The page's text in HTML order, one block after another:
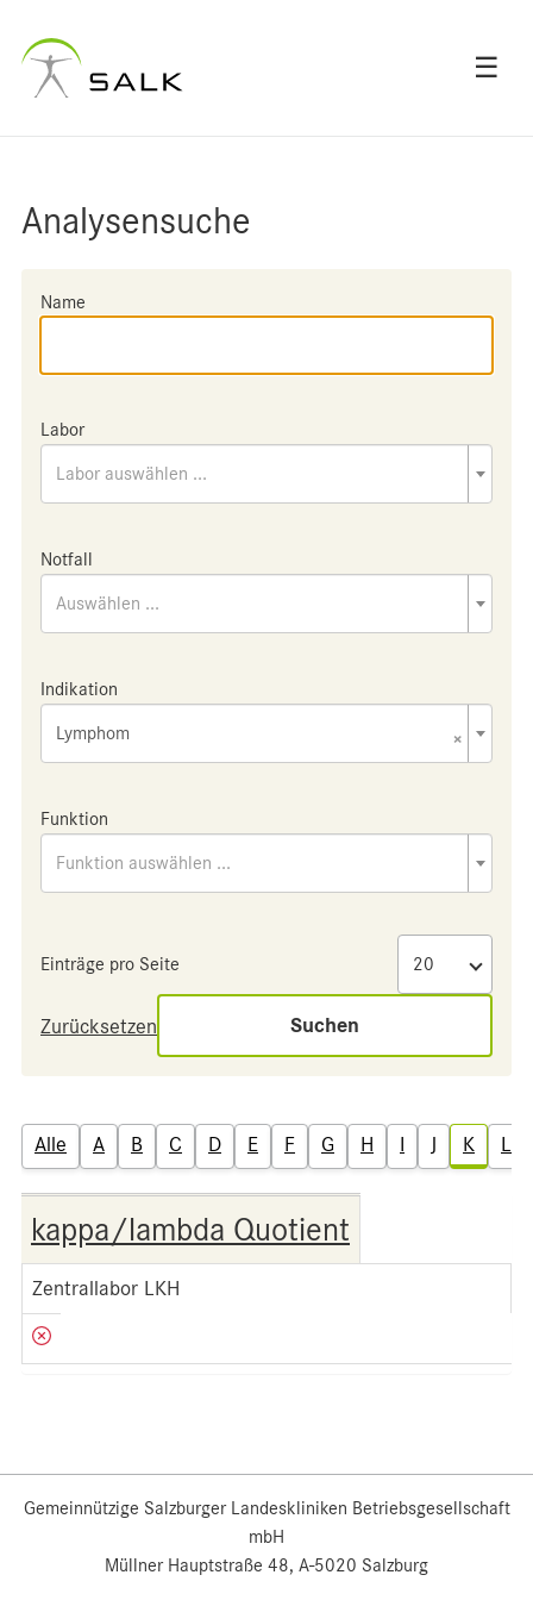
☰
Analysensuche
Name
Labor
Labor auswählen ...
Notfall
Auswählen ...
Indikation
×
Lymphom
Funktion
Funktion auswählen ...
Einträge pro Seite
Zurücksetzen Suchen
Alle A B C D E F G H I J K L
kappa/lambda Quotient
Zentrallabor LKH
Gemeinnützige Salzburger Landeskliniken Betriebsgesellschaft
mbH
Müllner Hauptstraße 48, A-5020 Salzburg